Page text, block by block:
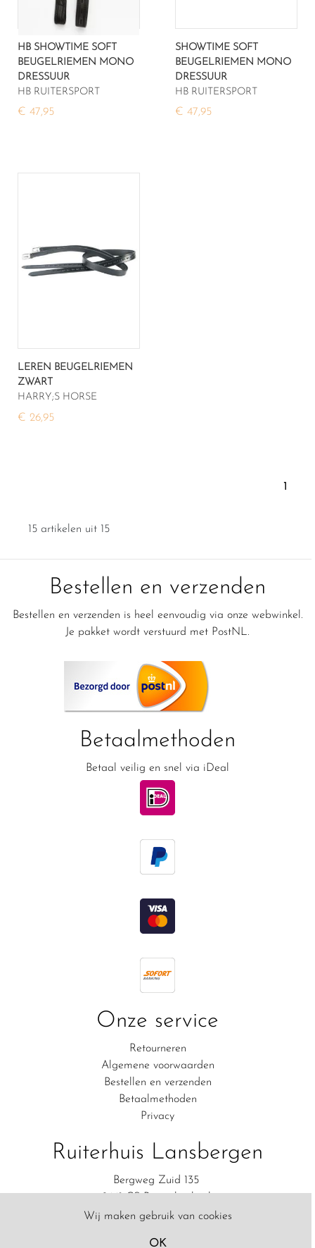
Wij maken gebruik van cookies
OK
HB SHOWTIME SOFT
BEUGELRIEMEN MONO
DRESSUUR
HB RUITERSPORT
€ 47,95
SHOWTIME SOFT
BEUGELRIEMEN MONO
DRESSUUR
HB RUITERSPORT
€ 47,95
LEREN BEUGELRIEMEN
ZWART
HARRY;S HORSE
€ 26,95
1
15 artikelen uit 15
Bestellen en verzenden
Bestellen en verzenden is heel eenvoudig via onze webwinkel.
Je pakket wordt verstuurd met PostNL.
Betaalmethoden
Betaal veilig en snel via iDeal
Onze service
Retourneren
Algemene voorwaarden
Bestellen en verzenden
Betaalmethoden
Privacy
Ruiterhuis Lansbergen
Bergweg Zuid 135
06-83111554